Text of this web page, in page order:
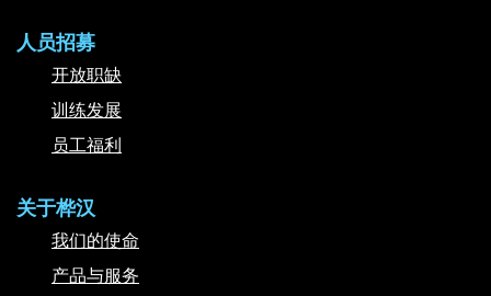
人员招募
开放职缺
训练发展
员工福利
关于桦汉
我们的使命
产品与服务